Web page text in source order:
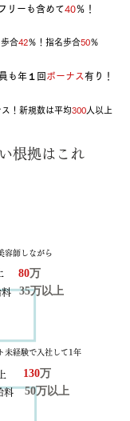
リーも含めて40％！
合42％！指名歩合50％
も年１回 ボーナス有り！
！新規数は平均300 人以上
根拠はこれ
容師しながら
料
80万
35万以上
未経験で入社して1年
130万
料 50万以上